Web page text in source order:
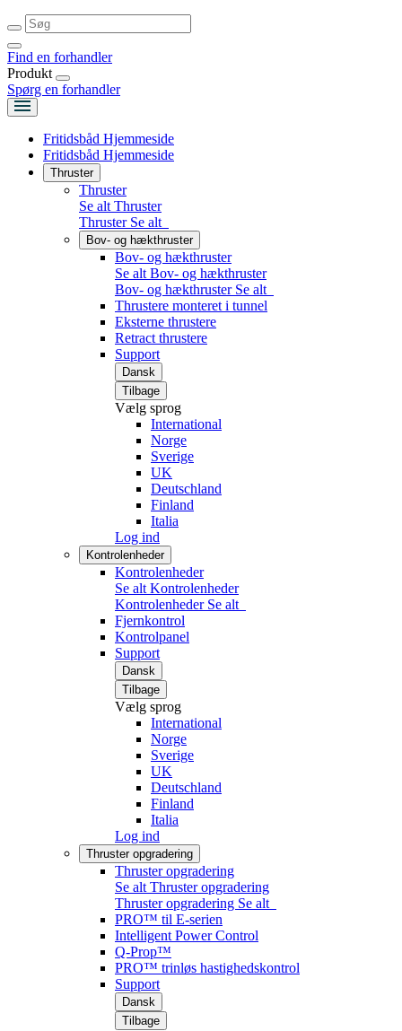
Find en forhandler
Produkt
Spørg en forhandler
Fritidsbåd Hjemmeside
Fritidsbåd Hjemmeside
Thruster
Thruster
Se alt Thruster
Thruster Se alt
Bov- og hækthruster
Bov- og hækthruster
Se alt Bov- og hækthruster
Bov- og hækthruster Se alt
Thrustere monteret i tunnel
Eksterne thrustere
Retract thrustere
Support
Dansk
Tilbage
Vælg sprog
International
Norge
Sverige
UK
Deutschland
Finland
Italia
Log ind
Kontrolenheder
Kontrolenheder
Se alt Kontrolenheder
Kontrolenheder Se alt
Fjernkontrol
Kontrolpanel
Support
Dansk
Tilbage
Vælg sprog
International
Norge
Sverige
UK
Deutschland
Finland
Italia
Log ind
Thruster opgradering
Thruster opgradering
Se alt Thruster opgradering
Thruster opgradering Se alt
PRO™ til E-serien
Intelligent Power Control
Q-Prop™
PRO™ trinløs hastighedskontrol
Support
Dansk
Tilbage